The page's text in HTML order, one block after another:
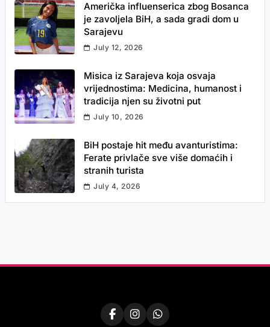
Američka influenserica zbog Bosanca
je zavoljela BiH, a sada gradi dom u
Sarajevu
July 12, 2026
Misica iz Sarajeva koja osvaja
vrijednostima: Medicina, humanost i
tradicija njen su životni put
July 10, 2026
BiH postaje hit među avanturistima:
Ferate privlače sve više domaćih i
stranih turista
July 4, 2026